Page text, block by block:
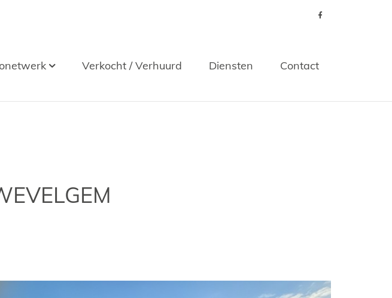
Verkocht / Verhuurd Diensten Contact